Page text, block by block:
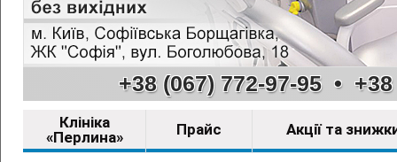
+38 (067) 772-97-95•
Клініка
«Перлина»
Прайс Акції та